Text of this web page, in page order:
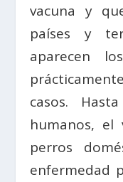
vacuna y
países y
aparecen
casos.
humanos,
perros
enfermedad